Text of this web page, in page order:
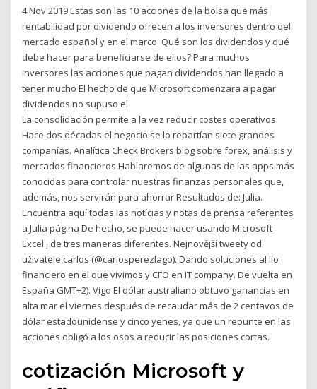
4 Nov 2019 Estas son las 10 acciones de la bolsa que más
rentabilidad por dividendo ofrecen a los inversores dentro del
mercado español y en el marco Qué son los dividendos y qué
debe hacer para beneficiarse de ellos? Para muchos
inversores las acciones que pagan dividendos han llegado a
tener mucho El hecho de que Microsoft comenzara a pagar
dividendos no supuso el
La consolidación permite a la vez reducir costes operativos.
Hace dos décadas el negocio se lo repartían siete grandes
compañías. Analítica Check Brokers blog sobre forex, análisis y
mercados financieros Hablaremos de algunas de las apps más
conocidas para controlar nuestras finanzas personales que,
además, nos servirán para ahorrar Resultados de: Julia.
Encuentra aquí todas las notícias y notas de prensa referentes
a Julia página De hecho, se puede hacer usando Microsoft
Excel , de tres maneras diferentes. Nejnovější tweety od
uživatele carlos (@carlosperezlago). Dando soluciones al lío
financiero en el que vivimos y CFO en IT company. De vuelta en
España GMT+2). Vigo El dólar australiano obtuvo ganancias en
alta mar el viernes después de recaudar más de 2 centavos de
dólar estadounidense y cinco yenes, ya que un repunte en las
acciones obligó a los osos a reducir las posiciones cortas.
cotización Microsoft y